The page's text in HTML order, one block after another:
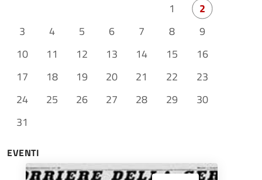
1
2
3
4 5 6 7 8
9
10
11 12 13 14 15
16
17
18 19 20 21 22
23
24
25 26 27 28 29
30
31
EVENTI